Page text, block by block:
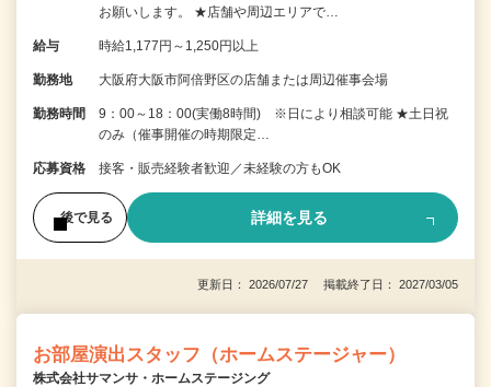
お願いします。 ★店舗や周辺エリアで…
給与 時給1,177円～1,250円以上
勤務地 大阪府大阪市阿倍野区の店舗または周辺催事会場
勤務時間
9：00～18：00(実働8時間) ※日により相談可能 ★土日祝
のみ（催事開催の時期限定…
応募資格 接客・販売経験者歓迎／未経験の方もOK
後で見る 詳細を見る
更新日： 2026/07/27 掲載終了日： 2027/03/05
お部屋演出スタッフ（ホームステージャー）
株式会社サマンサ・ホームステージング